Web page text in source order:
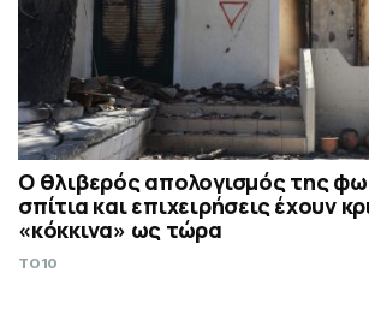
Ο θλιβερός απολογισμός της
σπίτια και επιχειρήσεις έχουν
«κόκκινα» ως τώρα
TO10